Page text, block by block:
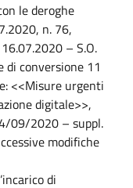
le deroghe
n. 76,
– S.O.
di conversione 11
<<Misure urgenti
digitale>>,
09/2020 – suppl.
modifiche
di